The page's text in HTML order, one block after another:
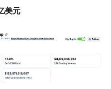
美元